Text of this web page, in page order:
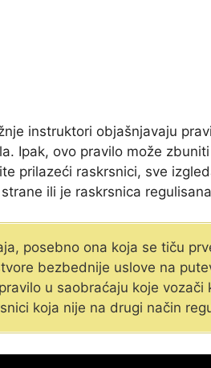
instruktori objašnjavaju
Ipak, ovo pravilo može
prilazeći raskrsnici, sve
ili je raskrsnica
posebno ona koja se tiču
bezbednije uslove na
u saobraćaju koje
koja nije na drugi način